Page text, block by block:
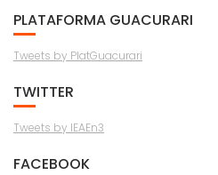
PLATAFORMA GUACURARI
Tweets by PlatGuacurari
TWITTER
Tweets by IEAEn3
FACEBOOK